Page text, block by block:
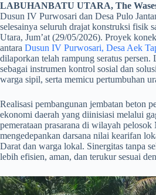
LABUHANBATU UTARA, The
Dusun IV Purwosari dan Desa Pulo
selesainya seluruh drajat konstruksi fisik
Utara, Jum’at (29/05/2026). Proyek
antara Dusun IV Purwosari, Desa Aek
dilaporkan telah rampung seratus
sebagai instrumen kontrol sosial dan
warga sipil, serta memicu pertumbuhan
​Realisasi pembangunan jembatan beton
ekonomi daerah yang diinisiasi melalui
pemerataan prasarana di wilayah
mengedepankan darsana nilai kearifan
Darat dan warga lokal. Sinergitas tanpa
lebih efisien, aman, dan terukur sesuai